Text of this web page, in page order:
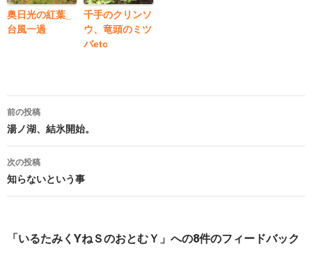
奥日光の紅葉_
台風一過
千手のクリンソ
ウ、竜頭のミツ
バetc
投
稿
ナ
ビ
ー
前の投稿
湯ノ湖、結氷開始。
次の投稿
知らないという事
「いるたみくYねＳのおとむＹ」への8件のフィードバック